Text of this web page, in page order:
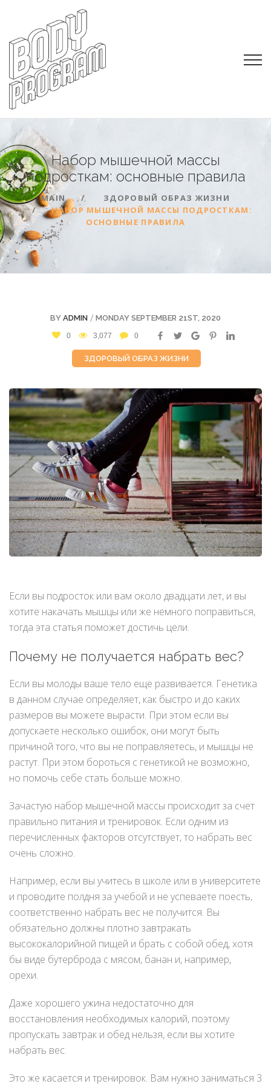
Набор мышечной массы
подросткам: основные правила
MAIN
ЗДОРОВЫЙ ОБРАЗ ЖИЗНИ
НАБОР МЫШЕЧНОЙ МАССЫ ПОДРОСТКАМ:
ОСНОВНЫЕ ПРАВИЛА
BY ADMIN / MONDAY SEPTEMBER 21ST, 2020
0 3,077 0
ЗДОРОВЫЙ ОБРАЗ ЖИЗНИ
Если вы подросток или вам около двадцати лет, и вы
хотите накачать мышцы или же немного поправиться,
тогда эта статья поможет достичь цели.
Почему не получается набрать вес?
Если вы молоды ваше тело еще развивается. Генетика
в данном случае определяет, как быстро и до каких
размеров вы можете вырасти. При этом если вы
допускаете несколько ошибок, они могут быть
причиной того, что вы не поправляетесь, и мышцы не
растут. При этом бороться с генетикой не возможно,
но помочь себе стать больше можно.
Зачастую набор мышечной массы происходит за счет
правильно питания и тренировок. Если одним из
перечисленных факторов отсутствует, то набрать вес
очень сложно.
Например, если вы учитесь в школе или в университете
и проводите полдня за учебой и не успеваете поесть,
соответственно набрать вес не получится. Вы
обязательно должны плотно завтракать
высококалорийной пищей и брать с собой обед, хотя
бы виде бутерброда с мясом, банан и, например,
орехи.
Даже хорошего ужина недостаточно для
восстановления необходимых калорий, поэтому
пропускать завтрак и обед нельзя, если вы хотите
набрать вес.
Это же касается и тренировок. Вам нужно заниматься 3